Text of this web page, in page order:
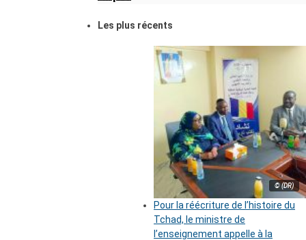
Les plus récents
© (DR)
Pour la réécriture de l’histoire du
Tchad, le ministre de
l’enseignement appelle à la